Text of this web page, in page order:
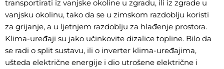
transportirati iz vanjske okoline u zgradu, ili iz zgrade u
vanjsku okolinu, tako da se u zimskom razdoblju koristi
za grijanje, a u ljetnjem razdoblju za hlađenje prostora.
Klima-uređaji su jako učinkovite dizalice topline. Bilo da
se radi o split sustavu, ili o inverter klima-uređajima,
ušteda električne energije i dio utrošene električne i